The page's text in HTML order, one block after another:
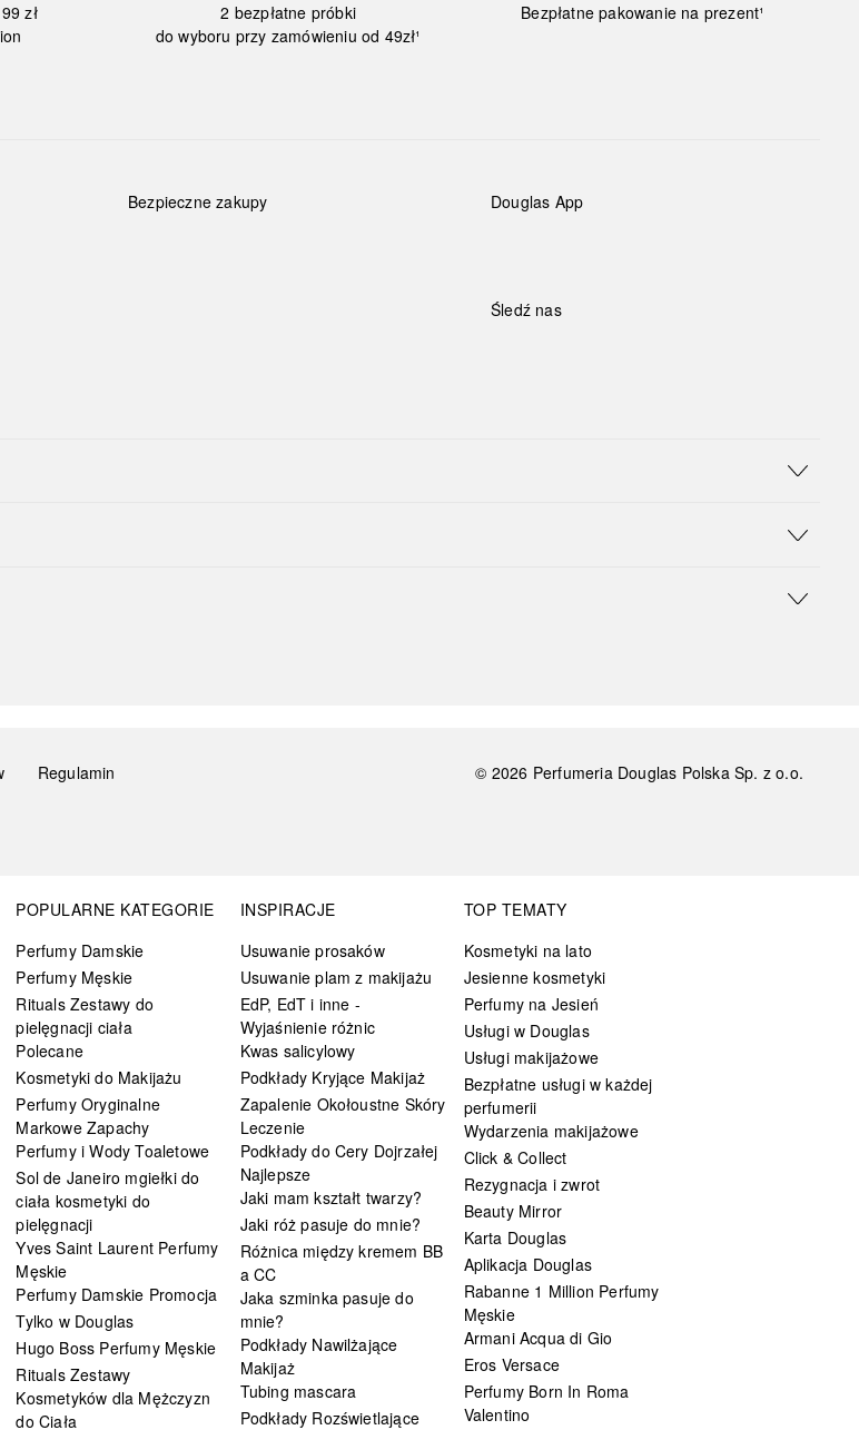
zł
2 bezpłatne próbki
do wyboru przy zamówieniu od 49zł¹
Bezpłatne pakowanie na prezent¹
Bezpieczne zakupy Douglas App
Śledź nas
Regulamin
© 2026 Perfumeria Douglas Polska Sp. z o.o.
POPULARNE KATEGORIE
Perfumy Damskie
Perfumy Męskie
Rituals Zestawy do
pielęgnacji ciała
Polecane
Kosmetyki do Makijażu
Perfumy Oryginalne
Markowe Zapachy
Perfumy i Wody Toaletowe
Sol de Janeiro mgiełki do
ciała kosmetyki do
pielęgnacji
Yves Saint Laurent Perfumy
Męskie
Perfumy Damskie Promocja
Tylko w Douglas
Hugo Boss Perfumy Męskie
Rituals Zestawy
Kosmetyków dla Mężczyzn
do Ciała
INSPIRACJE
Usuwanie prosaków
Usuwanie plam z makijażu
EdP, EdT i inne -
Wyjaśnienie różnic
Kwas salicylowy
Podkłady Kryjące Makijaż
Zapalenie Okołoustne Skóry
Leczenie
Podkłady do Cery Dojrzałej
Najlepsze
Jaki mam kształt twarzy?
Jaki róż pasuje do mnie?
Różnica między kremem BB
a CC
Jaka szminka pasuje do
mnie?
Podkłady Nawilżające
Makijaż
Tubing mascara
Podkłady Rozświetlające
TOP TEMATY
Kosmetyki na lato
Jesienne kosmetyki
Perfumy na Jesień
Usługi w Douglas
Usługi makijażowe
Bezpłatne usługi w każdej
perfumerii
Wydarzenia makijażowe
Click & Collect
Rezygnacja i zwrot
Beauty Mirror
Karta Douglas
Aplikacja Douglas
Rabanne 1 Million Perfumy
Męskie
Armani Acqua di Gio
Eros Versace
Perfumy Born In Roma
Valentino